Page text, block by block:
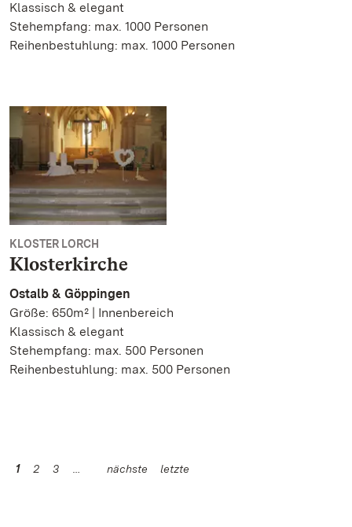
Klassisch & elegant
Stehempfang: max. 1000 Personen
Reihenbestuhlung: max. 1000 Personen
KLOSTER LORCH
Klosterkirche
Ostalb & Göppingen
Größe: 650m² | Innenbereich
Klassisch & elegant
Stehempfang: max. 500 Personen
Reihenbestuhlung: max. 500 Personen
1 2 3 nächste letzte